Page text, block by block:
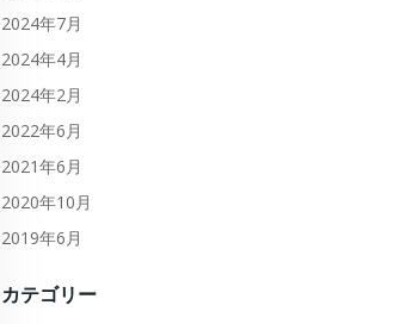
2024年7月
2024年4月
2024年2月
2022年6月
2021年6月
2020年10月
2019年6月
カテゴリー